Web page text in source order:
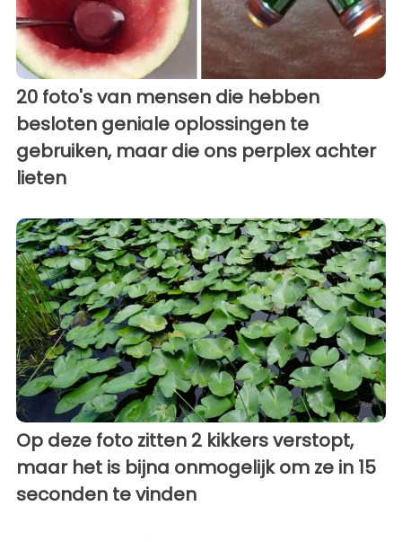
20 foto's van mensen die hebben
besloten geniale oplossingen te
gebruiken, maar die ons perplex achter
lieten
Op deze foto zitten 2 kikkers verstopt,
maar het is bijna onmogelijk om ze in 15
seconden te vinden